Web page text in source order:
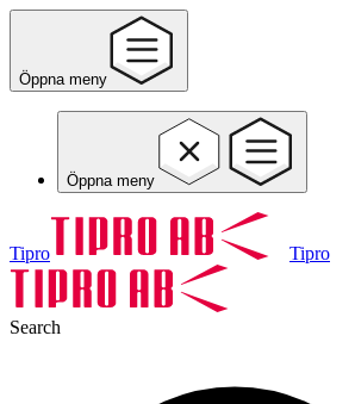
Öppna meny
Öppna meny
Tipro Tipro
Search